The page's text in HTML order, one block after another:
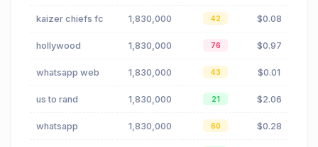
kaizer chiefs fc 1,830,000 42 $0.08
hollywood 1,830,000 76 $0.97
whatsapp web 1,830,000 43 $0.01
us to rand 1,830,000 21 $2.06
whatsapp 1,830,000 60 $0.28